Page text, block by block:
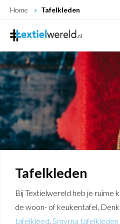
Home Tafelkleden
Tafelkleden
Bij Textielwereld heb je ruime
de woon- of keukentafel.
tafelkleed, Smyrna tafelkleden